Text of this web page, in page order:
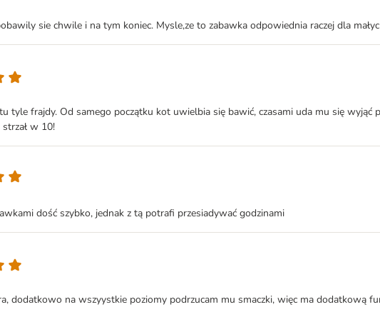
sie chwile i na tym koniec. Mysle,ze to zabawka odpowiednia raczej dla
tyle frajdy. Od samego początku kot uwielbia się bawić, czasami uda mu się
w 10!
dość szybko, jednak z tą potrafi przesiadywać godzinami
dodatkowo na wszyystkie poziomy podrzucam mu smaczki, więc ma dodatkową